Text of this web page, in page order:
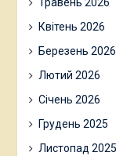
Травень 2026
Квітень 2026
Березень 2026
Лютий 2026
Січень 2026
Грудень 2025
Листопад 2025